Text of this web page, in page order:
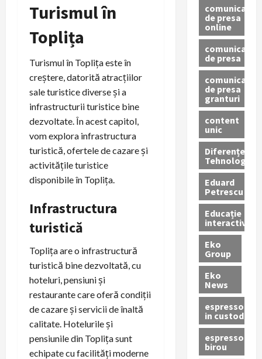
Turismul în
Toplița
Turismul în Toplița este în
creștere, datorită atracțiilor
sale turistice diverse și a
infrastructurii turistice bine
dezvoltate. În acest capitol,
vom explora infrastructura
turistică, ofertele de cazare și
activitățile turistice
disponibile în Toplița.
Infrastructura
turistică
Toplița are o infrastructură
turistică bine dezvoltată, cu
hoteluri, pensiuni și
restaurante care oferă condiții
de cazare și servicii de înaltă
calitate. Hotelurile și
pensiunile din Toplița sunt
echipate cu facilități moderne
comunicat
de presa
online
comunicate
de presa
comunicate
de presa
granturi
content
unic
Diferențe
Tehnologice
Eduard
Petrescu
Educație
interactivă
Eko
Group
Eko
News
espressoare
in custodie
espressor
birou